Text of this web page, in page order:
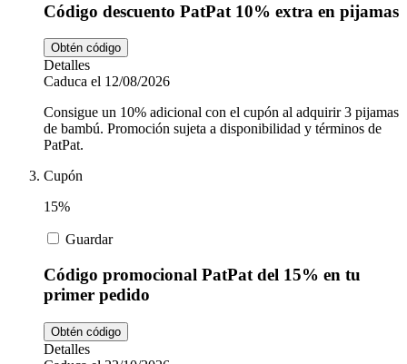
Código descuento PatPat 10% extra en pijamas
Obtén código
Detalles
Caduca el 12/08/2026
Consigue un 10% adicional con el cupón al adquirir 3 pijamas
de bambú. Promoción sujeta a disponibilidad y términos de
PatPat.
Cupón
15%
Guardar
Código promocional PatPat del 15% en tu
primer pedido
Obtén código
Detalles